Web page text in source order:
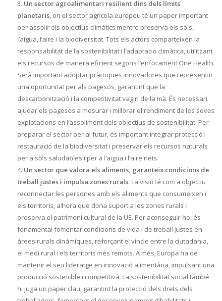
Un sector agroalimentari resilient dins dels límits
planetaris, on el sector agrícola europeu té un paper important
per assolir els objectius climàtics mentre preserva els sòls,
l’aigua, l’aire i la biodiversitat. Tots els actors comparteixen la
responsabilitat de la sostenibilitat i l’adaptació climàtica, utilitzant
els recursos de manera eficient segons l’enfocament One Health.
Serà important adoptar pràctiques innovadores que representin
una oportunitat per als pagesos, garantint que la
descarbonització i la competitivitat vagin de la mà. És necessari
ajudar els pagesos a mesurar i millorar el rendiment de les seves
explotacions en l’assoliment dels objectius de sostenibilitat. Per
preparar el sector per al futur, és important integrar protecció i
restauració de la biodiversitat i preservar els recursos naturals
per a sòls saludables i per a l’aigua i l’aire nets.
Un sector que valora els aliments, garanteix condicions de
treball justes i impulsa zones rurals. La visió té com a objectiu
reconnectar les persones amb els aliments que consumeixen i
els territoris, alhora que dona suport a les zones rurals i
preserva el patrimoni cultural de la UE. Per aconseguir-ho, és
fonamental fomentar condicions de vida i de treball justes en
àrees rurals dinàmiques, reforçant el vincle entre la ciutadania,
el medi rural i els territoris més remots. A més, Europa ha de
mantenir el seu lideratge en innovació alimentària, impulsant una
producció sostenible i competitiva. La sostenibilitat social també
hi juga un paper clau, garantint la protecció dels drets dels